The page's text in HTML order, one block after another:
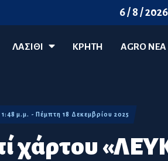
6 / 8 / 2026
ΛΑΣΊΘΙ ΚΡΗΤΗ AGRO ΝΈΑ
χάρτου
1:48 μ.μ. - Πέμπτη 18 Δεκεμβρίου 2025